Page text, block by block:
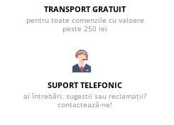
TRANSPORT GRATUIT
pentru toate comenzile cu valoare
peste 250 lei
SUPORT TELEFONIC
ai întrebări, sugestii sau reclamații?
contactează-ne!